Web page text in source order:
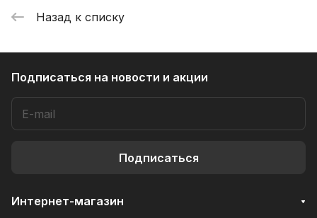
Назад к списку
Подписаться на новости и акции
Подписаться
Интернет-магазин